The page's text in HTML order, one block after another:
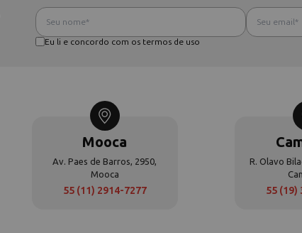
Eu li e concordo com os termos de uso
Mooca
Av. Paes de Barros, 2950,
Mooca
55 (11) 2914-7277
R. Olavo
55 (19)